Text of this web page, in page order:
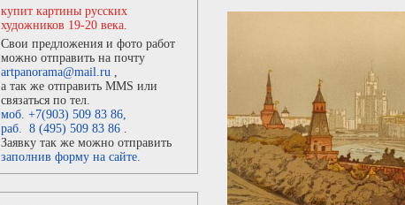
купит картины русских
художников 19-20 века.
Свои предложения и фото работ
можно отправить на почту
artpanorama@mail.ru ,
а так же отправить MMS или
связаться по тел.
моб. +7(903) 509 83 86,
раб. 8 (495) 509 83 86 .
Заявку так же можно отправить
заполнив форму на сайте.